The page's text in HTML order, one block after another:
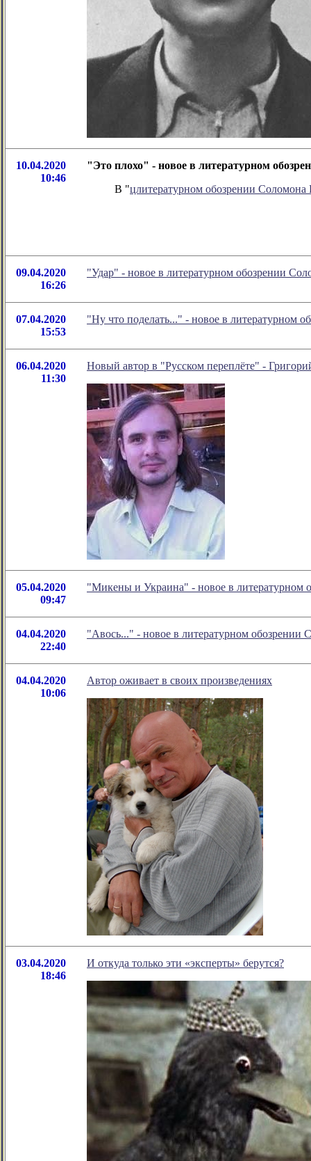
10.04.2020
10:46
"Это плохо" - новое в литературном
В "цлитературном обозрении
09.04.2020
16:26
"Удар" - новое в литературном обозрении
07.04.2020
15:53
"Ну что поделать..." - новое в литературном
06.04.2020
11:30
Новый автор в "Русском переплёте" -
05.04.2020
09:47
"Микены и Украина" - новое в литературном
04.04.2020
22:40
"Авось..." - новое в литературном обозрении
04.04.2020
10:06
Автор оживает в своих произведениях
03.04.2020
18:46
И откуда только эти «эксперты» берутся?